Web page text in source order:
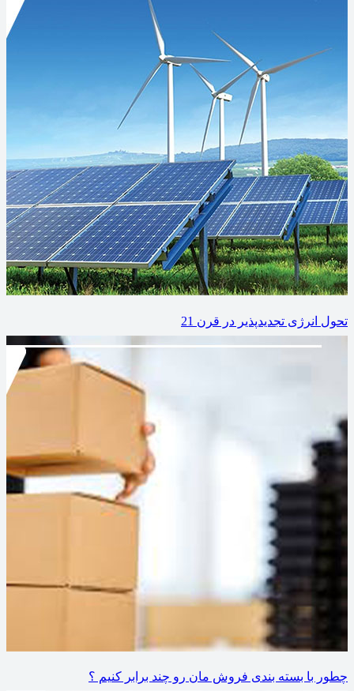
تحول انرژی تجدیدپذیر در قرن 21
چطور با بسته بندی فروش مان رو چند برابر کنیم ؟